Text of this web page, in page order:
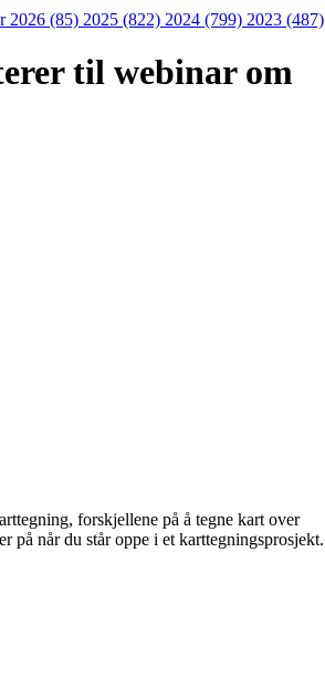
2026 (85) 2025 (822) 2024 (799) 2023 (487)
til webinar om
forskjellene på å tegne kart over
på når du står oppe i et karttegningsprosjekt.